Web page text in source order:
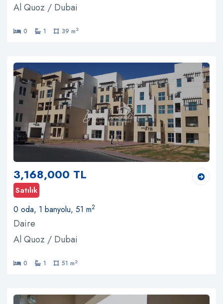
Al Quoz / Dubai
0 1 39 m2
3,168,000 TL
Satılık
0 oda, 1 banyolu, 51 m2
Daire
Al Quoz / Dubai
0 1 51 m2